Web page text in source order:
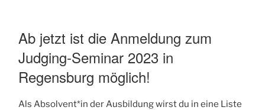
Ab jetzt ist die Anmeldung zum
Judging-Seminar 2023 in
Regensburg möglich!
Als Absolvent*in der Ausbildung wirst du in eine Liste